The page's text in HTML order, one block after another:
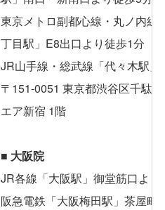
東京メトロ副都心線・丸ノ内線
丁目駅」E8出口より徒歩1分
JR山手線・総武線「代々木駅
〒151-0051 東京都渋谷区千駄
エア新宿 1階
■ 大阪院
JR各線「大阪駅」御堂筋口より
阪急電鉄「大阪梅田駅」茶屋町